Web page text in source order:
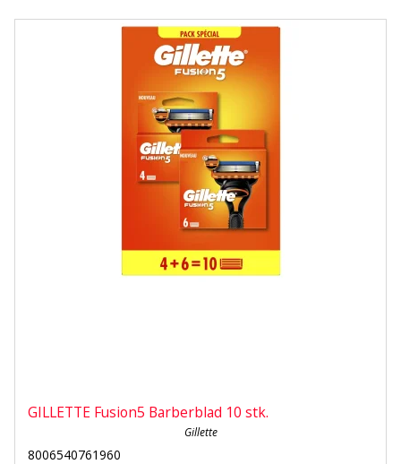
GILLETTE Fusion5 Barberblad 10 stk.
Gillette
8006540761960